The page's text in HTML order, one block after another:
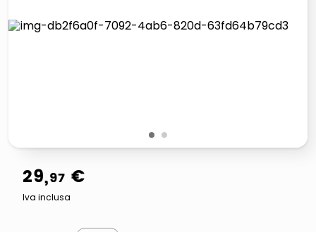
italia independent occhiali sole 0703 thin rotondo sun
1 2
29,97 €
Iva inclusa